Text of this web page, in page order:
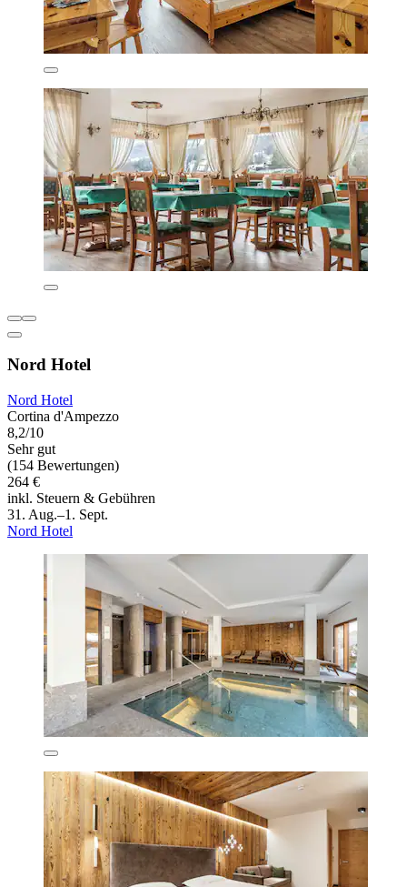
Nord Hotel
Nord Hotel
Cortina d'Ampezzo
8,2/10
Sehr gut
(154 Bewertungen)
264 €
inkl. Steuern & Gebühren
31. Aug.–1. Sept.
Nord Hotel